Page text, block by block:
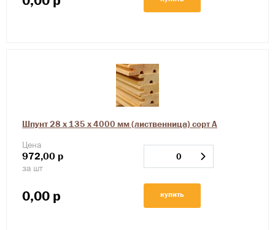
Шпунт 28 х 135 х 4000 мм (лиственница) сорт А
Цена
972,00 р
за шт
0,00 р купить